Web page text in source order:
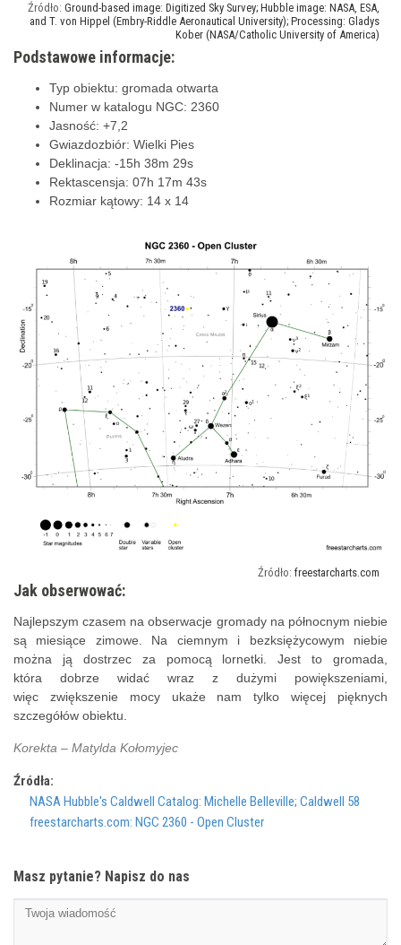
Ground-based image: Digitized Sky Survey; Hubble image: NASA, ESA,
and T. von Hippel (Embry-Riddle Aeronautical University); Processing: Gladys
Kober (NASA/Catholic University of America)
Podstawowe informacje:
Typ obiektu: gromada otwarta
Numer w katalogu NGC: 2360
Jasność: +7,2
Gwiazdozbiór: Wielki Pies
Deklinacja: -15h 38m 29s
Rektascensja: 07h 17m 43s
Rozmiar kątowy: 14 x 14
freestarcharts.com
Jak obserwować:
Najlepszym czasem na obserwacje gromady na północnym niebie
są miesiące zimowe. Na ciemnym i bezksiężycowym niebie
można ją dostrzec za pomocą lornetki. Jest to gromada,
która dobrze widać wraz z dużymi powiększeniami,
więc zwiększenie mocy ukaże nam tylko więcej pięknych
szczegółów obiektu.
Korekta – Matylda Kołomyjec
Źródła:
NASA Hubble's Caldwell Catalog: Michelle Belleville; Caldwell 58
freestarcharts.com: NGC 2360 - Open Cluster
Masz pytanie? Napisz do nas